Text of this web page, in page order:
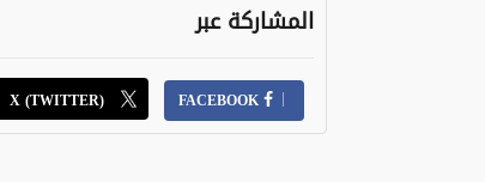
المشاركة عبر
FACEBOOK
X (TWITTER)